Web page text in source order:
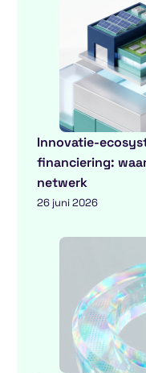
Innovatie-
financiering:
netwerk
26 juni 2026